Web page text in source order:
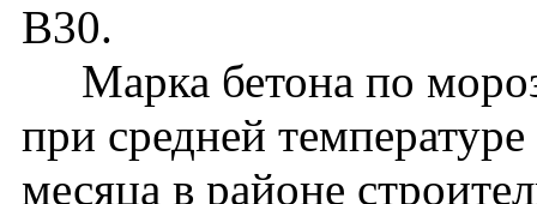
В30.
Марка бетона по
при средней
месяца в районе